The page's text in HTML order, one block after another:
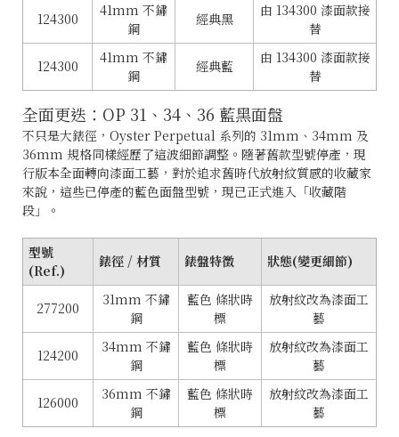
124300
41mm 不鏽
鋼
經典黑
由 134300 漆面款接
替
124300
41mm 不鏽
鋼
經典藍
由 134300 漆面款接
替
全面更迭：OP 31、34、36 藍黑面盤
不只是大錶徑，Oyster Perpetual 系列的 31mm、34mm 及
36mm 規格同樣經歷了這波細節調整。隨著舊款型號停產，現
行版本全面轉向漆面工藝，對於追求舊時代放射紋質感的收藏家
來說，這些已停產的藍色面盤型號，現已正式進入「收藏階
段」。
型號
(Ref.)
錶徑 / 材質 錶盤特徵 狀態(變更細節)
277200
31mm 不鏽
鋼
藍色 條狀時
標
放射紋改為漆面工
藝
124200
34mm 不鏽
鋼
藍色 條狀時
標
放射紋改為漆面工
藝
126000
36mm 不鏽
鋼
藍色 條狀時
標
放射紋改為漆面工
藝